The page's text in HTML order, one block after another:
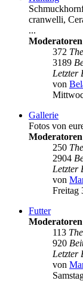
cranwelli,
...
372
3189
Letzter
von
Gallerie
Fotos von
250
2904
Letzter
von
Freitag
Futter
113
920
Letzter
von